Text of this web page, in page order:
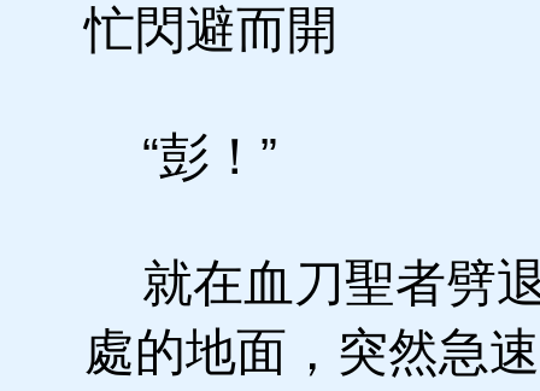
忙閃避而開
“彭！”
就在血刀聖者劈
處的地面，突然急